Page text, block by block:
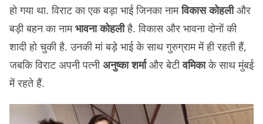
हो गया था. विराट का एक बड़ा भाई जिनका नामविकास कोहलीऔर
बड़ी बहन का नामभावना कोहलीहै. विकास और भावना दोनों की
शादी हो चुकी है. उनकी मां बड़े भाई के साथ गुरुग्राम में ही रहती हैं,
जबकि विराट अपनी पत्नीअनुष्का शर्माऔर बेटीवमिकाके साथ मुंबई
में रहते हैं.